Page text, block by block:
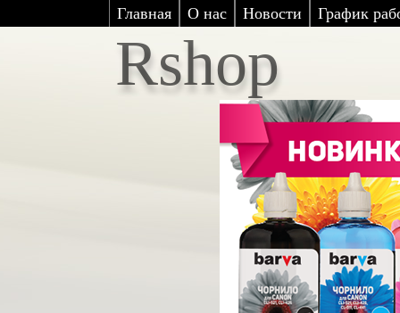
Главная О нас Новости График
Rshop